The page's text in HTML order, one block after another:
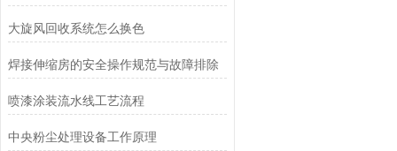
大旋风回收系统怎么换色
焊接伸缩房的安全操作规范与故障排除
喷漆涂装流水线工艺流程
中央粉尘处理设备工作原理